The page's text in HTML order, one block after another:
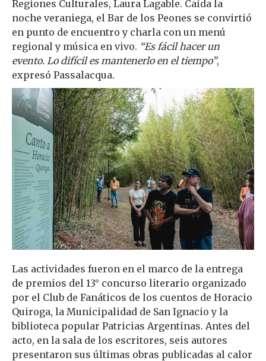
Regiones Culturales, Laura Lagable. Caída la
noche veraniega, el Bar de los Peones se convirtió
en punto de encuentro y charla con un menú
regional y música en vivo. “Es fácil hacer un
evento. Lo difícil es mantenerlo en el tiempo”,
expresó Passalacqua.
Las actividades fueron en el marco de la entrega
de premios del 13° concurso literario organizado
por el Club de Fanáticos de los cuentos de Horacio
Quiroga, la Municipalidad de San Ignacio y la
biblioteca popular Patricias Argentinas. Antes del
acto, en la sala de los escritores, seis autores
presentaron sus últimas obras publicadas al calor